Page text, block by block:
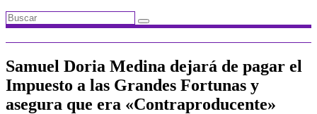
Samuel Doria Medina dejará de pagar el
Impuesto a las Grandes Fortunas y
asegura que era «Contraproducente»